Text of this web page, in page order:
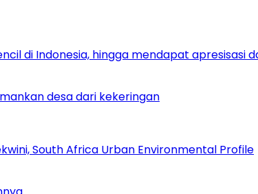
di Indonesia, hingga mendapat apresisasi
desa dari kekeringan
South Africa Urban Environmental Profile